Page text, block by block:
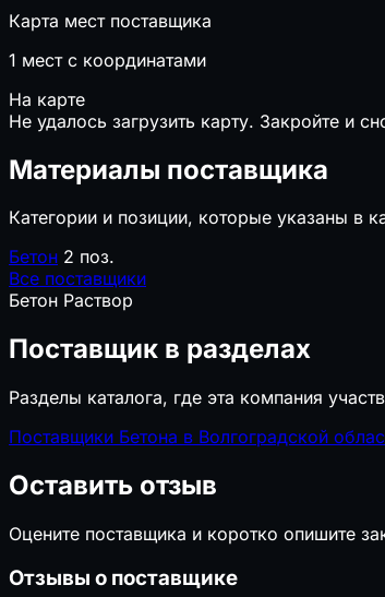
Карта мест поставщика
1 мест с координатами
На карте
Не удалось загрузить карту. Закройте и
Материалы поставщика
Категории и позиции, которые указаны в
Бетон 2 поз.
Все поставщики
Бетон Раствор
Поставщик в разделах
Разделы каталога, где эта компания
Поставщики Бетона в Волгоградской
Оставить отзыв
Оцените поставщика и коротко опишите
Отзывы о поставщике